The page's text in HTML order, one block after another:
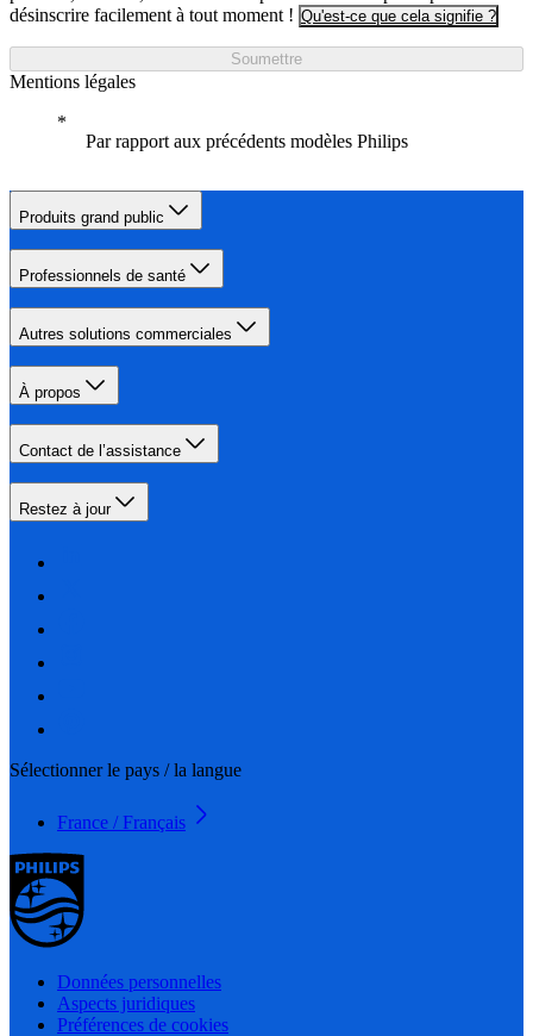
désinscrire facilement à tout moment ! Qu'est-ce que cela signifie ?
Soumettre
Mentions légales
Par rapport aux précédents modèles Philips
Produits grand public
Professionnels de santé
Autres solutions commerciales
À propos
Contact de l’assistance
Restez à jour
Sélectionner le pays / la langue
France / Français
Données personnelles
Aspects juridiques
Préférences de cookies